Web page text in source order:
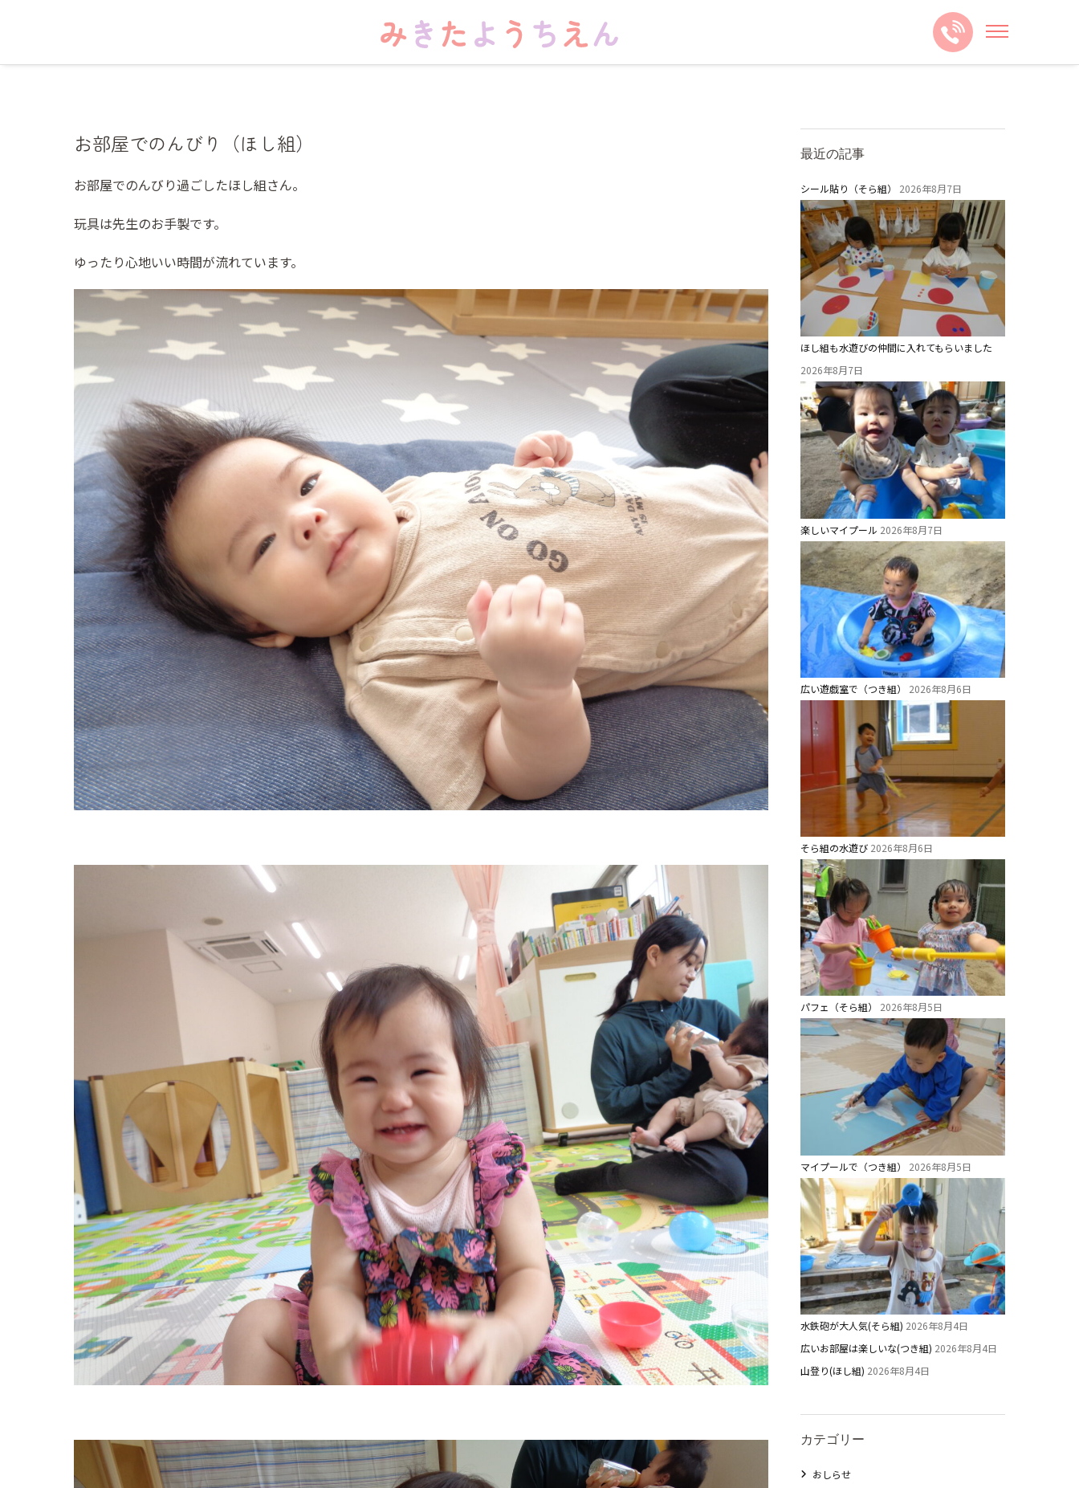
お部屋でのんびり（ほし組）
お部屋でのんびり過ごしたほし組さん。
玩具は先生のお手製です。
ゆったり心地いい時間が流れています。
最近の記事
シール貼り（そら組） 2026年8月7日
ほし組も水遊びの仲間に入れてもらいました
2026年8月7日
楽しいマイプール 2026年8月7日
広い遊戯室で（つき組） 2026年8月6日
そら組の水遊び 2026年8月6日
パフェ（そら組） 2026年8月5日
マイプールで（つき組） 2026年8月5日
水鉄砲が大人気(そら組) 2026年8月4日
広いお部屋は楽しいな(つき組) 2026年8月4日
山登り(ほし組) 2026年8月4日
カテゴリー
おしらせ